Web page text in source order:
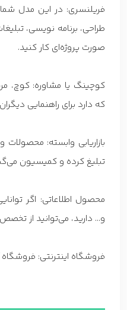
فریلنسری: در این مدل شما
طراحی، برنامه نویسی،
صورت پروژه‌ای کار کنید.
کوچینگ یا مشاوره: کوچ،
که دارد برای راهنمایی
بازاریابی وابسته:
تبلیغ کرده و کمیسیون
محصول اطلاعاتی: اگر
و… دارید، می‌توانید از
فروشگاه اینترنتی: